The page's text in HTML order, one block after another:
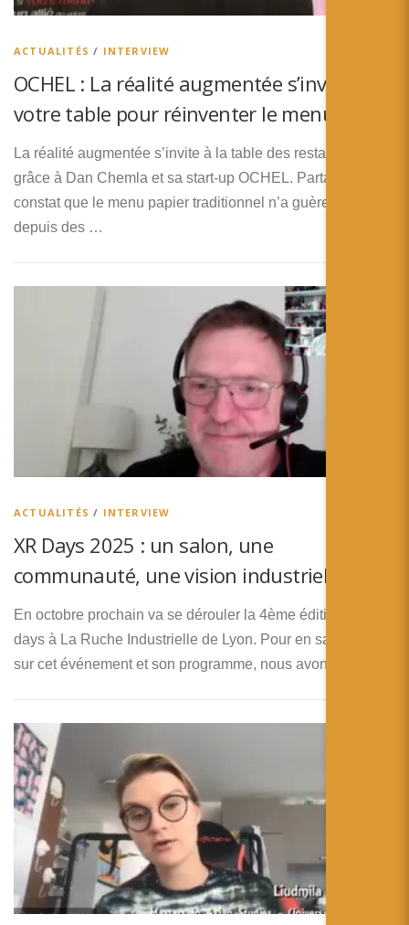
Español
ACTUALITÉS / INTERVIEW
OCHEL : La réalité augmentée s’invite à
votre table pour réinventer le menu
La réalité augmentée s’invite à la table des restaurants,
grâce à Dan Chemla et sa start-up OCHEL. Partant du
constat que le menu papier traditionnel n’a guère évolué
depuis des …
ACTUALITÉS / INTERVIEW
XR Days 2025 : un salon, une
communauté, une vision industrielle
En octobre prochain va se dérouler la 4ème édition des XR
days à La Ruche Industrielle de Lyon. Pour en savoir plus
sur cet événement et son programme, nous avons …